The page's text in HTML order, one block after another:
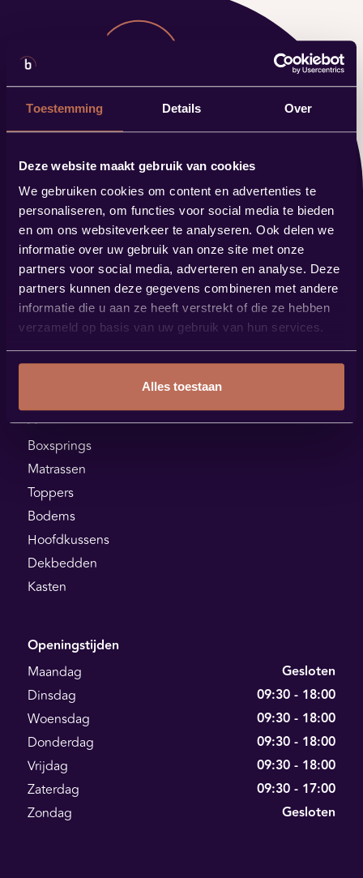
Toestemming Details Over
Deze website maakt gebruik van cookies
We gebruiken cookies om content en advertenties te
personaliseren, om functies voor social media te bieden
en om ons websiteverkeer te analyseren. Ook delen we
informatie over uw gebruik van onze site met onze
partners voor social media, adverteren en analyse. Deze
partners kunnen deze gegevens combineren met andere
informatie die u aan ze heeft verstrekt of die ze hebben
verzameld op basis van uw gebruik van hun services.
Alles toestaan
Contact
verkoop@bestbybest.nl
0485 57 14 88
Showroom
Steenstraat 144
5831 JK Boxmeer
Plan je route
Assortiment
Boxsprings
Matrassen
Toppers
Bodems
Hoofdkussens
Dekbedden
Kasten
Openingstijden
Maandag Gesloten
Dinsdag 09:30 - 18:00
Woensdag 09:30 - 18:00
Donderdag 09:30 - 18:00
Vrijdag 09:30 - 18:00
Zaterdag 09:30 - 17:00
Zondag Gesloten